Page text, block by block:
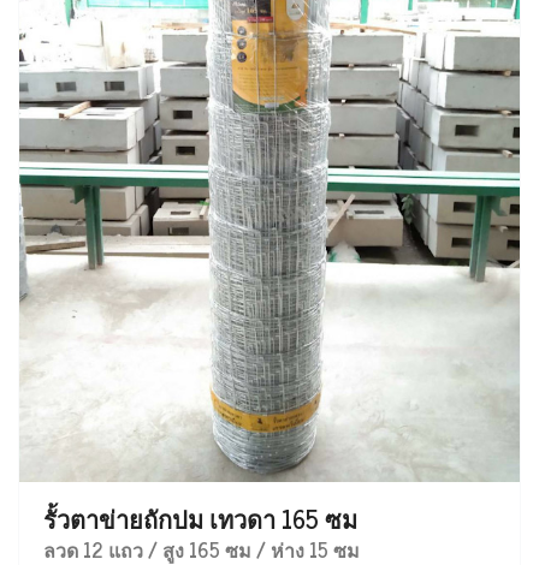
รั้วตาข่ายถักปม เทวดา 165 ซม
ลวด 12 แถว / สูง 165 ซม / ห่าง 15 ซม